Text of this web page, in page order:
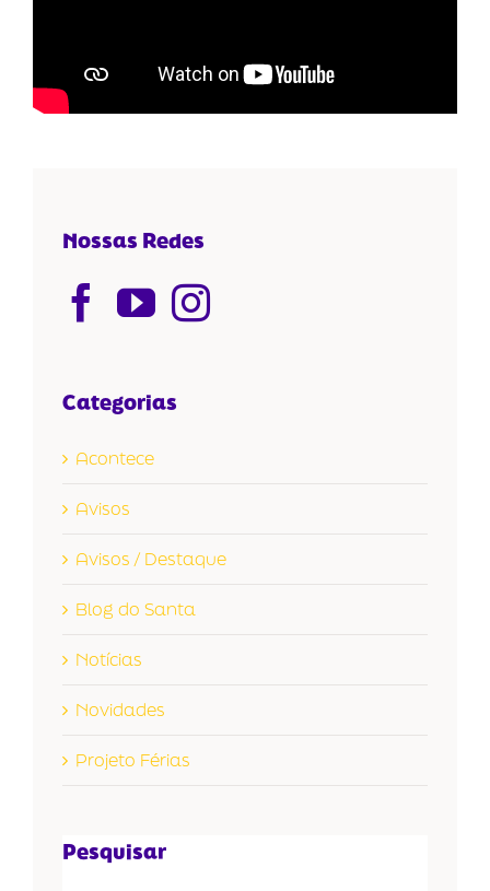
Nossas Redes
Categorias
Acontece
Avisos
Avisos / Destaque
Blog do Santa
Notícias
Novidades
Projeto Férias
Pesquisar